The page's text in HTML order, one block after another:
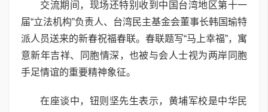
交流期间，现场还特别收到中国台湾地区第十一
届“立法机构”负责人、台湾民主基金会董事长韩国瑜特
派人员送来的新春祝福春联。春联题写“马上幸福”，寓
意新年吉祥、同胞情深，也被与会人士视为两岸同胞
手足情谊的重要精神象征。
在座谈中，钮则坚先生表示，黄埔军校是中华民